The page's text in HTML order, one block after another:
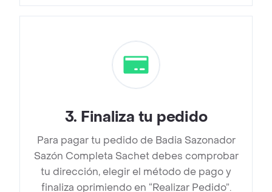
3. Finaliza tu pedido
Para pagar tu pedido de Badia Sazonador
Sazón Completa Sachet debes comprobar
tu dirección, elegir el método de pago y
finaliza oprimiendo en “Realizar Pedido”.